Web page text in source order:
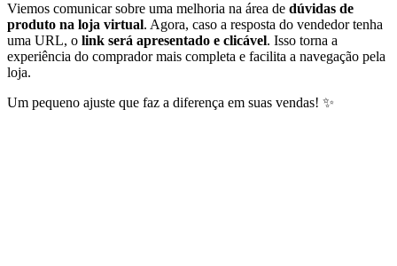
Viemos comunicar sobre uma melhoria na área de dúvidas de
produto na loja virtual. Agora, caso a resposta do vendedor tenha
uma URL, o link será apresentado e clicável. Isso torna a
experiência do comprador mais completa e facilita a navegação pela
loja.
Um pequeno ajuste que faz a diferença em suas vendas! ✨